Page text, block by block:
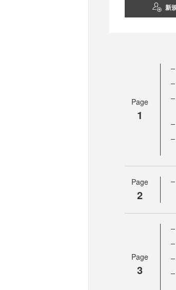
新
Page
1
Page
2
Page
3